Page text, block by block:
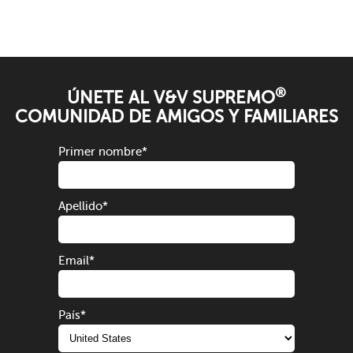
ÚNETE AL V&V SUPREMO®
COMUNIDAD DE AMIGOS Y FAMILIARES
Primer nombre*
Apellido*
Email*
País*